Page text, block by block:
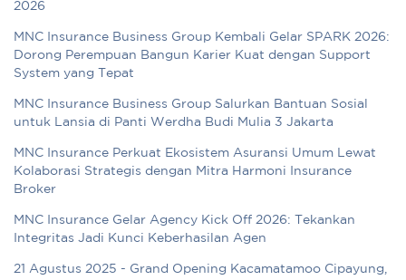
2026
MNC Insurance Business Group Kembali Gelar SPARK 2026:
Dorong Perempuan Bangun Karier Kuat dengan Support
System yang Tepat
MNC Insurance Business Group Salurkan Bantuan Sosial
untuk Lansia di Panti Werdha Budi Mulia 3 Jakarta
MNC Insurance Perkuat Ekosistem Asuransi Umum Lewat
Kolaborasi Strategis dengan Mitra Harmoni Insurance
Broker
MNC Insurance Gelar Agency Kick Off 2026: Tekankan
Integritas Jadi Kunci Keberhasilan Agen
21 Agustus 2025 - Grand Opening Kacamatamoo Cipayung,